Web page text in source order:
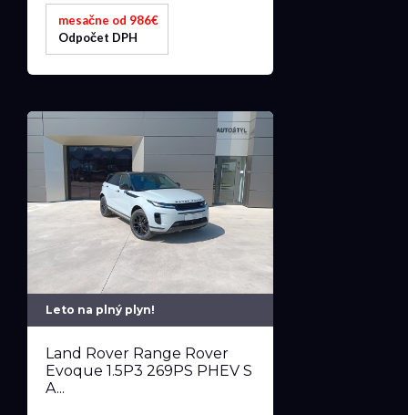
mesačne od 986€
Odpočet DPH
Leto na plný plyn!
Land Rover Range Rover
Evoque 1.5P3 269PS PHEV S
A...